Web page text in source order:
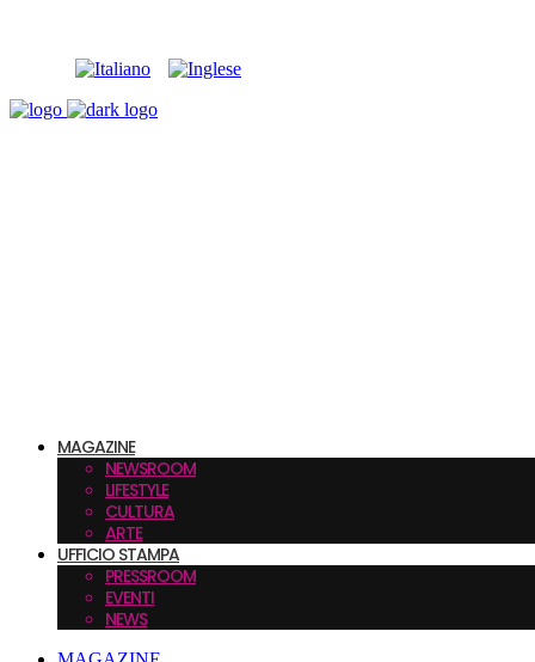
MAGAZINE
NEWSROOM
LIFESTYLE
CULTURA
ARTE
UFFICIO STAMPA
PRESSROOM
EVENTI
NEWS